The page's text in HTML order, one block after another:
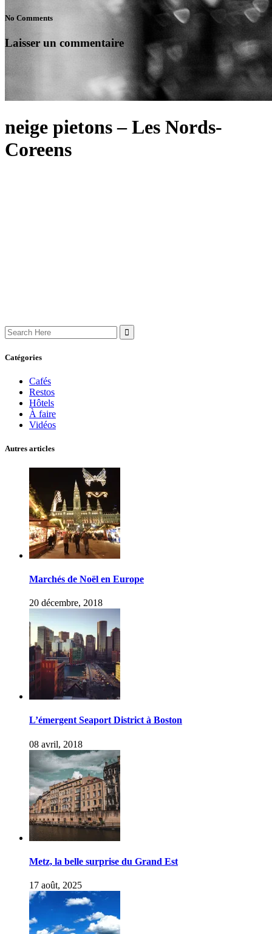
neige pietons – Les Nords-
Coreens
No Comments
Laisser un commentaire
Search
for:
Catégories
Cafés
Restos
Hôtels
À faire
Vidéos
Autres articles
Marchés de Noël en Europe
20 décembre, 2018
L’émergent Seaport District à Boston
08 avril, 2018
Metz, la belle surprise du Grand Est
17 août, 2025